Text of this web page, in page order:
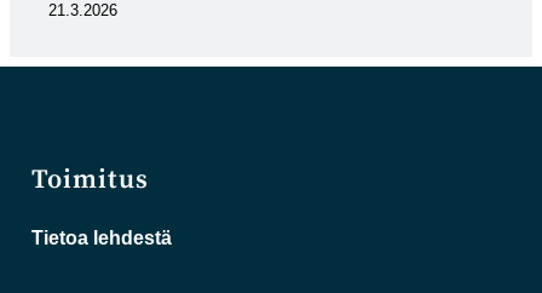
21.3.2026
Toimitus
Tietoa lehdestä